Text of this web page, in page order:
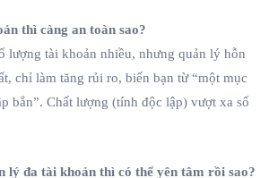
thì càng an toàn sao?
lượng tài khoản nhiều, nhưng quản lý hỗn
chỉ làm tăng rủi ro, biến bạn từ “một mục
bắn”. Chất lượng (tính độc lập) vượt xa số
lý đa tài khoản thì có thể yên tâm rồi sao?